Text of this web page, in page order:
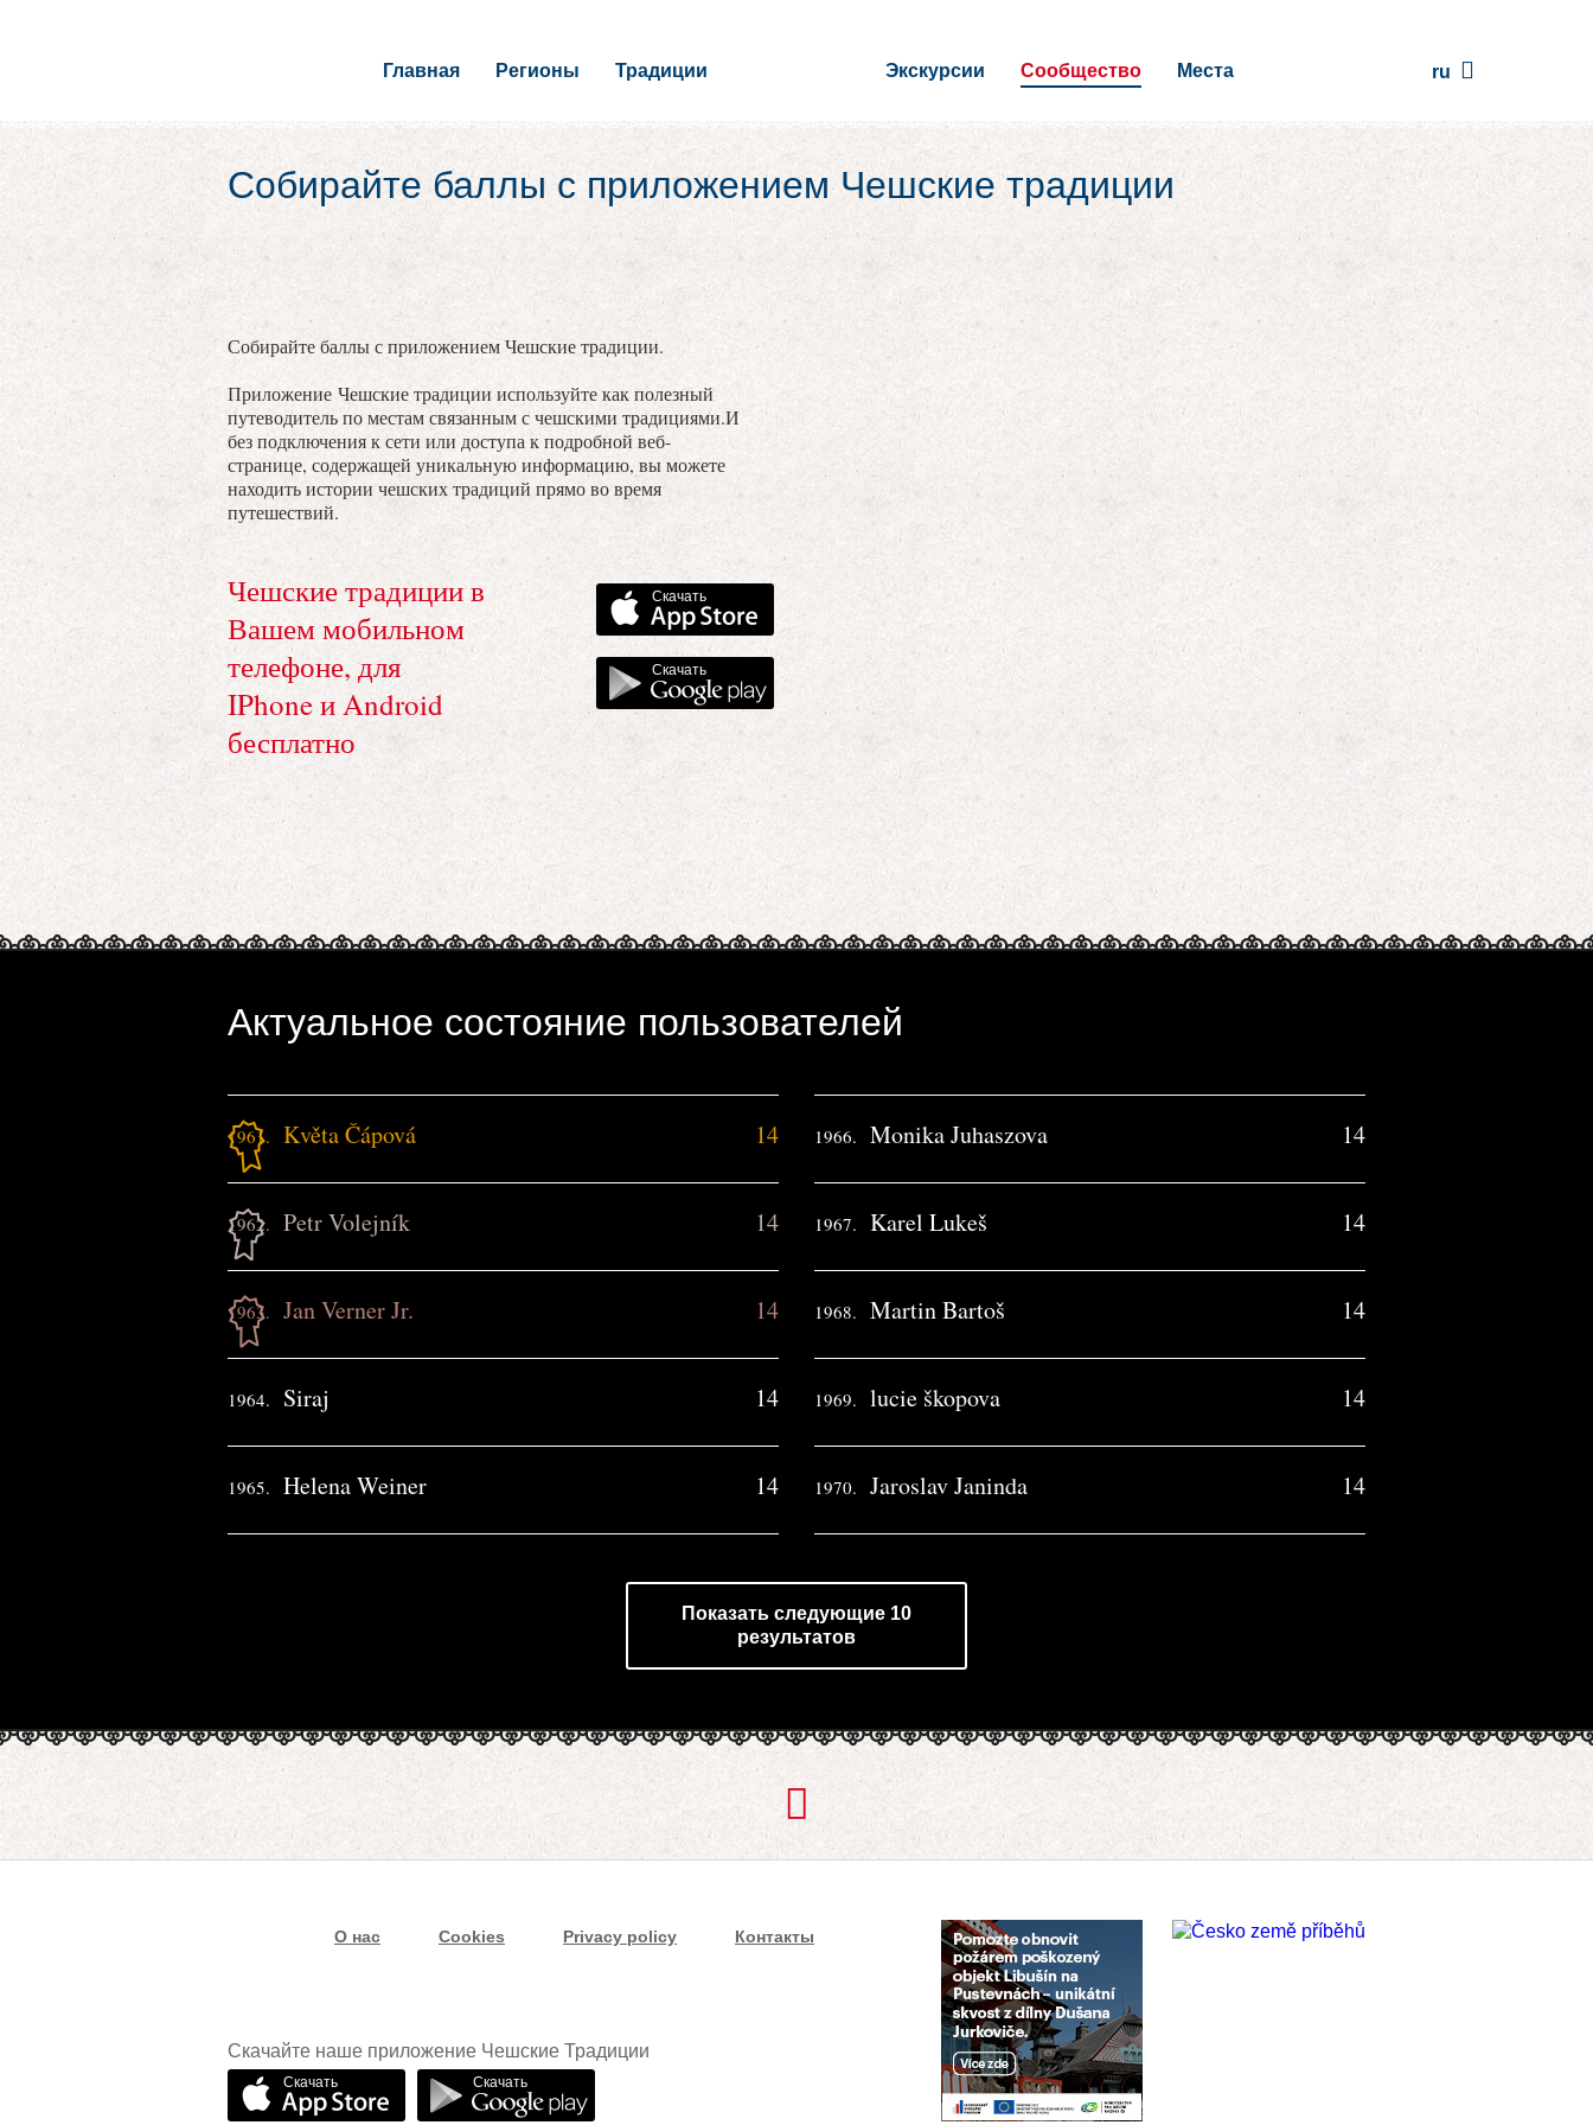
ru
Главная Регионы Традиции Экскурсии Сообщество Места
Собирайте баллы с приложением Чешские традиции
Собирайте баллы с приложением Чешские традиции.
Приложение Чешские традиции используйте как полезный
путеводитель по местам связанным с чешскими традициями.И
без подключения к сети или доступа к подробной веб-
странице, содержащей уникальную информацию, вы можете
находить истории чешских традиций прямо во время
путешествий.
Чешские традиции в
Вашем мобильном
телефоне, для
IPhone и Android
бесплатно
Скачать
Скачать
Актуальное состояние пользователей
1961. Květa Čápová 14
1962. Petr Volejník 14
1963. Jan Verner Jr. 14
1964. Siraj 14
1965. Helena Weiner 14
1966. Monika Juhaszova 14
1967. Karel Lukeš 14
1968. Martin Bartoš 14
1969. lucie škopova 14
1970. Jaroslav Janinda 14
Показать следующие 10
результатов
О нас Cookies Privacy policy Контакты
Скачайте наше приложение Чешские Традиции
Скачать Скачать